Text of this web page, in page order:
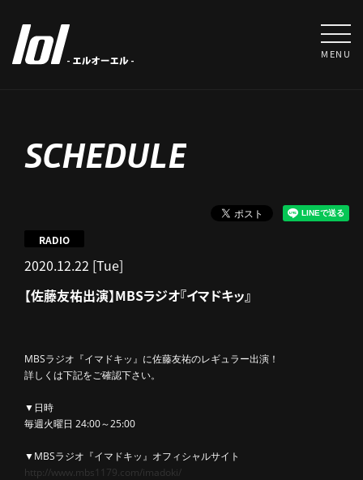
MENU
SCHEDULE
2020.12.22 [Tue]
RADIO
【佐藤友祐出演】MBSラジオ『イマドキッ』
MBSラジオ『イマドキッ』に佐藤友祐のレギュラー出演！
詳しくは下記をご確認下さい。
▼日時
毎週火曜日 24:00～25:00
▼MBSラジオ『イマドキッ』オフィシャルサイト
http://www.mbs1179.com/imadoki/